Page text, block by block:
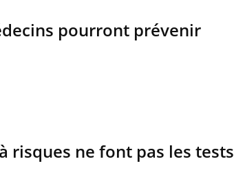
pourront prévenir
risques ne font pas les tests